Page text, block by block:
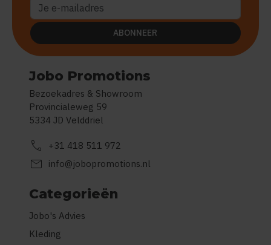
Jobo Promotions
Bezoekadres & Showroom
Provincialeweg 59
5334 JD Velddriel
call +31 418 511 972
mail info@jobopromotions.nl
Categorieën
Jobo's Advies
Kleding
ABONNEER